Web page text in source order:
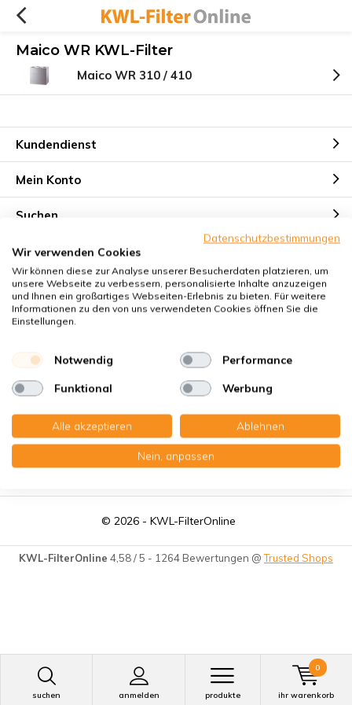
suchen anmelden produkte ihr warenkorb
0
Maico WR KWL-Filter
Maico WR 310 / 410
Kundendienst
Mein Konto
Suchen
Kontakt
© 2026 - KWL-FilterOnline
KWL-FilterOnline 4,58/5 - 1264 Bewertungen @Trusted Shops
Datenschutzbestimmungen
Wir verwenden Cookies
Wir können diese zur Analyse unserer Besucherdaten platzieren, um
unsere Webseite zu verbessern, personalisierte Inhalte anzuzeigen
und Ihnen ein großartiges Webseiten-Erlebnis zu bieten. Für weitere
Informationen zu den von uns verwendeten Cookies öffnen Sie die
Einstellungen.
Notwendig Performance
Funktional Werbung
Alle akzeptieren Ablehnen
Nein, anpassen